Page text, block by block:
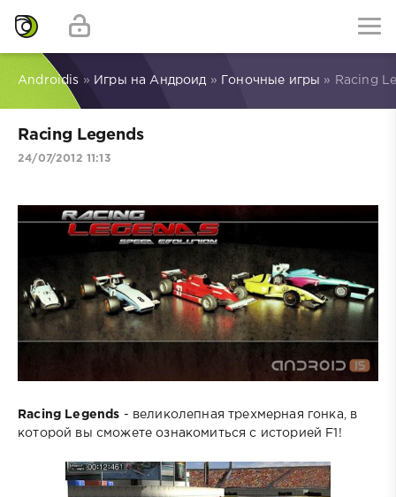
Androidis » Игры на Андроид » Гоночные игры » Racing
Racing Legends
24/07/2012 11:13
Racing Legends - великолепная трехмерная гонка, в
которой вы сможете ознакомиться с историей F1!